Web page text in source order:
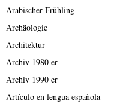
Arabischer Frühling
Archäologie
Architektur
Archiv 1980 er
Archiv 1990 er
Artículo en lengua española